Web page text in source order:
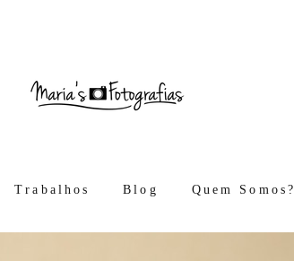
Trabalhos Blog Quem Somos?